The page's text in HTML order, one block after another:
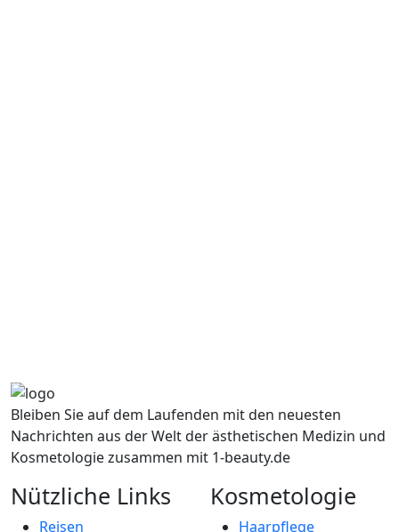
Bleiben Sie auf dem Laufenden mit den neuesten
Nachrichten aus der Welt der ästhetischen Medizin und
Kosmetologie zusammen mit 1-beauty.de
Nützliche Links
Reisen
Kosmetologie
Haarpflege